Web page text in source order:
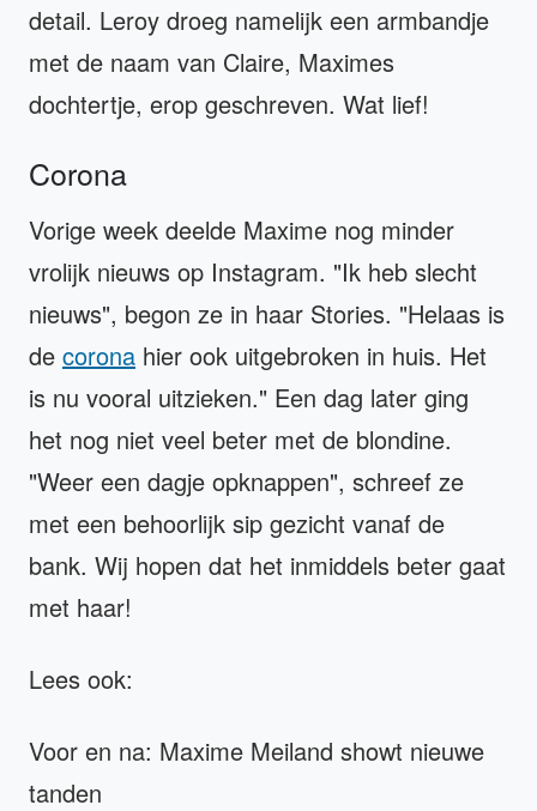
detail. Leroy droeg namelijk een armbandje
met de naam van Claire, Maximes
dochtertje, erop geschreven. Wat lief!
Corona
Vorige week deelde Maxime nog minder
vrolijk nieuws op Instagram. "Ik heb slecht
nieuws", begon ze in haar Stories. "Helaas is
de corona hier ook uitgebroken in huis. Het
is nu vooral uitzieken." Een dag later ging
het nog niet veel beter met de blondine.
"Weer een dagje opknappen", schreef ze
met een behoorlijk sip gezicht vanaf de
bank. Wij hopen dat het inmiddels beter gaat
met haar!
Lees ook:
Voor en na: Maxime Meiland showt nieuwe
tanden